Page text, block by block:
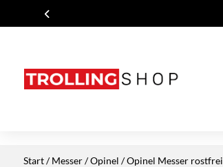
Start/Messer/Opinel /Opinel Messer rostfrei